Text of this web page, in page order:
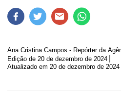
Ana Cristina Campos - Repórter da
Edição de 20 de dezembro de 2024
Atualizado em 20 de dezembro de 2024